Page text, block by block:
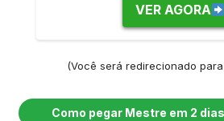
VER AGORA
(Você será redirecionado
Como pegar Mestre em 2